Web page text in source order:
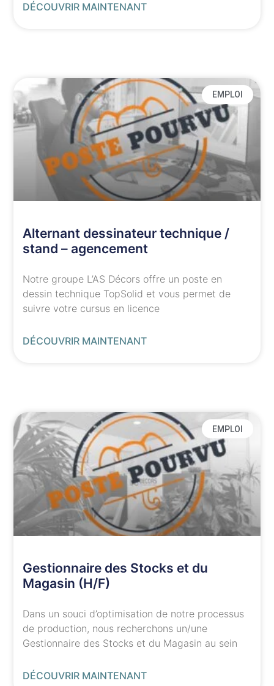
DÉCOUVRIR MAINTENANT
EMPLOI
Alternant dessinateur technique /
stand – agencement
Notre groupe L’AS Décors offre un poste en
dessin technique TopSolid et vous permet de
suivre votre cursus en licence
DÉCOUVRIR MAINTENANT
EMPLOI
Gestionnaire des Stocks et du
Magasin (H/F)
Dans un souci d’optimisation de notre processus
de production, nous recherchons un/une
Gestionnaire des Stocks et du Magasin au sein
DÉCOUVRIR MAINTENANT